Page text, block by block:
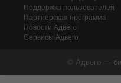
Поддержка пользователей
Партнерская программа
Новости Адвего
Сервисы Адвего
© Адвего —